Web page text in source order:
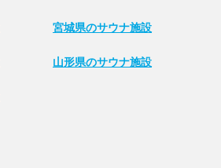
宮城県のサウナ施設
山形県のサウナ施設